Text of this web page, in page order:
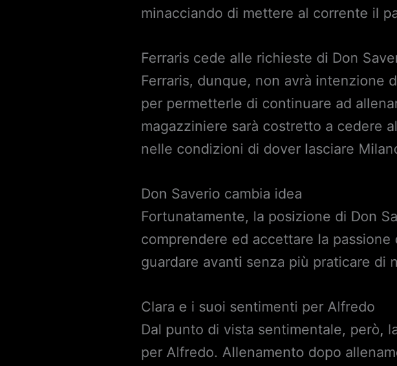
minacciando di mettere al corrente il
Ferraris cede alle richieste di Don
Ferraris, dunque, non avrà intenzione
per permetterle di continuare ad
magazziniere sarà costretto a cedere
nelle condizioni di dover lasciare
Don Saverio cambia idea
Fortunatamente, la posizione di Don
comprendere ed accettare la
guardare avanti senza più praticare di
Clara e i suoi sentimenti per Alfredo
Dal punto di vista sentimentale, però,
per Alfredo. Allenamento dopo